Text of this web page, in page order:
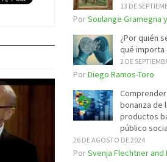
13 DE
PorSoulange Gramegna
¿Por quién
qué importa
2 DE
PorDiego Ramos-Toro
bonanza de
productos
público
26 DE AGOSTO DE 2024
PorSvenja Flechtner and